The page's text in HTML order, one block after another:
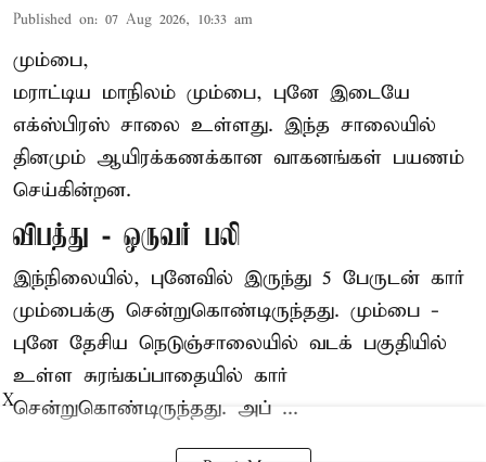
Published on: 07 Aug 2026, 10:33 am
மும்பை,
மராட்டிய மாநிலம் மும்பை, புனே இடையே
எக்ஸ்பிரஸ் சாலை உள்ளது. இந்த சாலையில்
தினமும் ஆயிரக்கணக்கான வாகனங்கள் பயணம்
செய்கின்றன.
விபத்து - ஒருவர் பலி
இந்நிலையில், புனேவில் இருந்து 5 பேருடன் கார்
மும்பைக்கு சென்றுகொண்டிருந்தது. மும்பை -
புனே தேசிய நெடுஞ்சாலையில் வடக் பகுதியில்
உள்ள சுரங்கப்பாதையில் கார்
சென்றுகொண்டிருந்தது. அப் ...
X